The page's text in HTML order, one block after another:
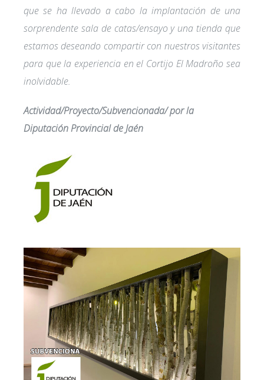
que se ha llevado a cabo la implantación de una
sorprendente sala de catas/ensayo y una tienda que
estamos deseando compartir con nuestros visitantes
para que la experiencia en el Cortijo El Madroño sea
inolvidable.
Actividad/Proyecto/Subvencionada/ por la
Diputación Provincial de Jaén